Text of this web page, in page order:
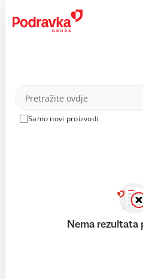
content
Proizvodi
Samo novi proizvodi
Nema rezultata